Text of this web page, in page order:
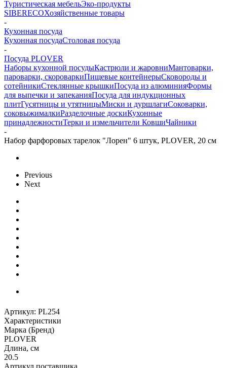
Туристическая мебельЭко-продукты
SIBERECOХозяйственные товары
-
Кухонная посуда
Кухонная посудаСтоловая посуда
-
Посуда PLOVER
Наборы кухонной посудыКастрюли и жаровниМантоварки,
пароварки, скороваркиПищевые контейнерыСковороды и
сотейникиСтеклянные крышкиПосуда из алюминияФормы
для выпечки и запеканияПосуда для индукционных
плитГусятницы и утятницыМиски и дуршлагиСоковарки,
соковыжималкиРазделочные доскиКухонные
принадлежностиТерки и измельчители КовшиЧайники
-
Набор фарфоровых тарелок "Лорен" 6 штук, PLOVER, 20 см
Previous
Next
Артикул: PL254
Характеристики
Марка (Бренд)
PLOVER
Длина, см
20.5
Артикул поставщика